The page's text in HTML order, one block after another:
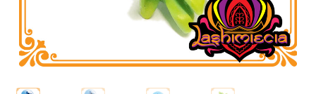
Corante, Pigmento e Óxido
Manteiga